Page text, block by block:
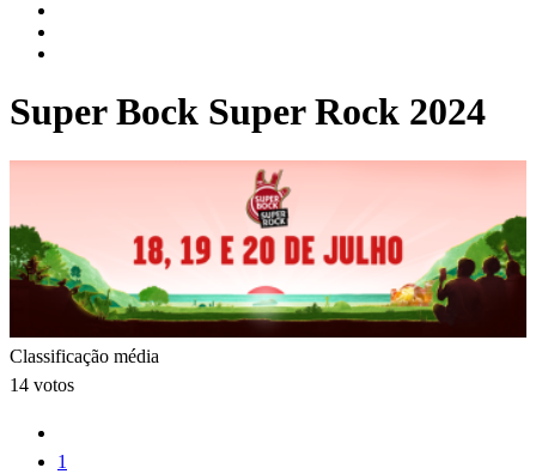
Super Bock Super Rock 2024
Classificação média
14 votos
1